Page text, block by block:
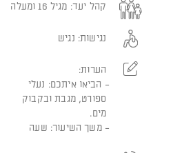
קהל יעד: מגיל 16 ומעלה
נגישות: נגיש
הערות:
הביאו איתכם: נעלי
ספורט, מגבת ובקבוק
מים.
משך השיעור: שעה